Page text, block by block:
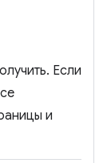
Если
и